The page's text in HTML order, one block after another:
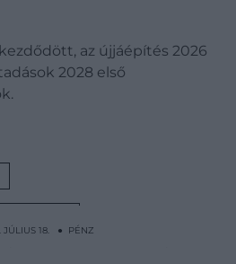
az újjáépítés 2026
2028 első
HOTEL
JÚLIUS 18. ● PÉNZ